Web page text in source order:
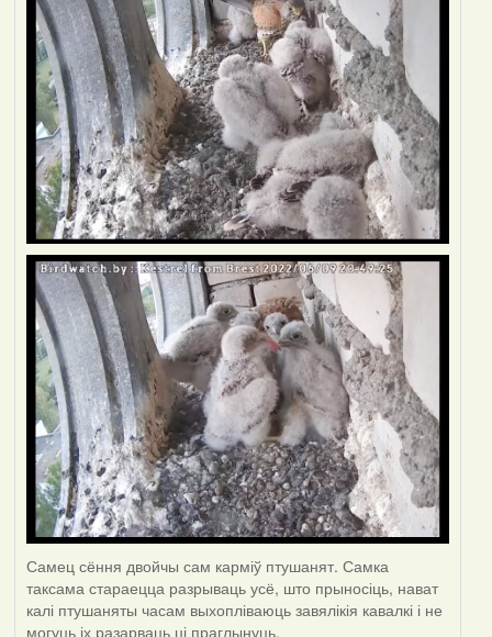
Самец сёння двойчы сам карміў птушанят. Самка
таксама стараецца разрываць усё, што прыносіць, нават
калі птушаняты часам выхопліваюць завялікія кавалкі і не
могуць іх разарваць ці праглынуць.